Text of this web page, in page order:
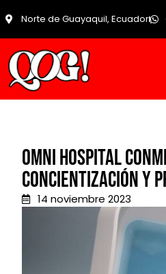
Norte de Guayaquil, Ecuador
Omni Hospital
concientización y
14 noviembre 2023